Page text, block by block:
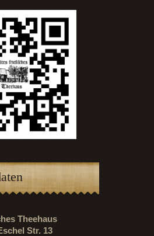
Theehaus
Str. 13